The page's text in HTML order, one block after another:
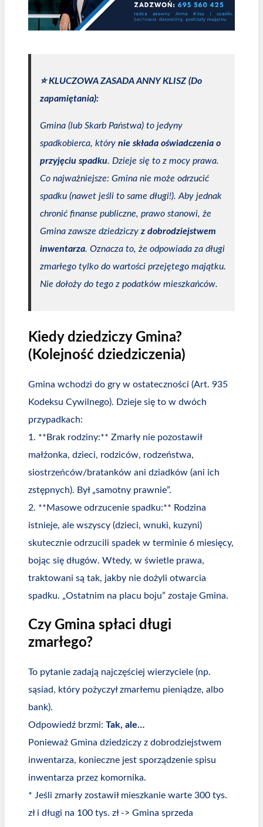
⭐️ KLUCZOWA ZASADA ANNY KLISZ (Do
zapamiętania):
Gmina (lub Skarb Państwa) to jedyny
spadkobierca, który nie składa oświadczenia o
przyjęciu spadku. Dzieje się to z mocy prawa.
Co najważniejsze: Gmina nie może odrzucić
spadku (nawet jeśli to same długi!). Aby jednak
chronić finanse publiczne, prawo stanowi, że
Gmina zawsze dziedziczy z dobrodziejstwem
inwentarza. Oznacza to, że odpowiada za długi
zmarłego tylko do wartości przejętego majątku.
Nie dołoży do tego z podatków mieszkańców.
Kiedy dziedziczy Gmina?
(Kolejność dziedziczenia)
Gmina wchodzi do gry w ostateczności (Art. 935
Kodeksu Cywilnego). Dzieje się to w dwóch
przypadkach:
1. **Brak rodziny:** Zmarły nie pozostawił
małżonka, dzieci, rodziców, rodzeństwa,
siostrzeńców/bratanków ani dziadków (ani ich
zstępnych). Był „samotny prawnie”.
2. **Masowe odrzucenie spadku:** Rodzina
istnieje, ale wszyscy (dzieci, wnuki, kuzyni)
skutecznie odrzucili spadek w terminie 6 miesięcy,
bojąc się długów. Wtedy, w świetle prawa,
traktowani są tak, jakby nie dożyli otwarcia
spadku. „Ostatnim na placu boju” zostaje Gmina.
Czy Gmina spłaci długi
zmarłego?
To pytanie zadają najczęściej wierzyciele (np.
sąsiad, który pożyczył zmarłemu pieniądze, albo
bank).
Odpowiedź brzmi: Tak, ale…
Ponieważ Gmina dziedziczy z dobrodziejstwem
inwentarza, konieczne jest sporządzenie spisu
inwentarza przez komornika.
* Jeśli zmarły zostawił mieszkanie warte 300 tys.
zł i długi na 100 tys. zł -> Gmina sprzeda